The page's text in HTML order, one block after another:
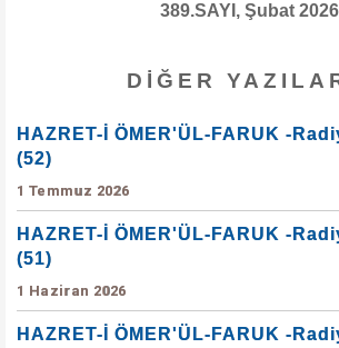
389.SAYI, Şubat 2026
DIĞER
HAZRET-İ ÖMER'ÜL-FARUK -
(52)
1 Temmuz 2026
HAZRET-İ ÖMER'ÜL-FARUK -
(51)
1 Haziran 2026
HAZRET-İ ÖMER'ÜL-FARUK -